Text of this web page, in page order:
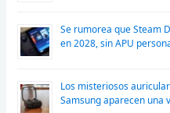
Se rumorea que Steam
en 2028, sin APU
Los misteriosos
Samsung aparecen una